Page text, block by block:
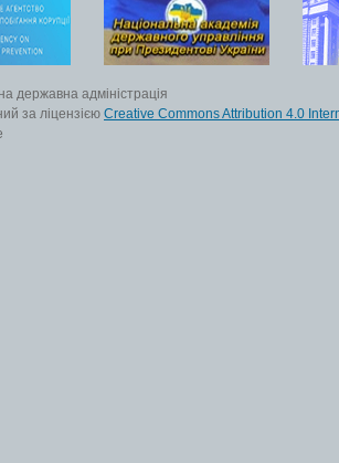
державна адміністрація
за ліцензією Creative Commons Attribution 4.0